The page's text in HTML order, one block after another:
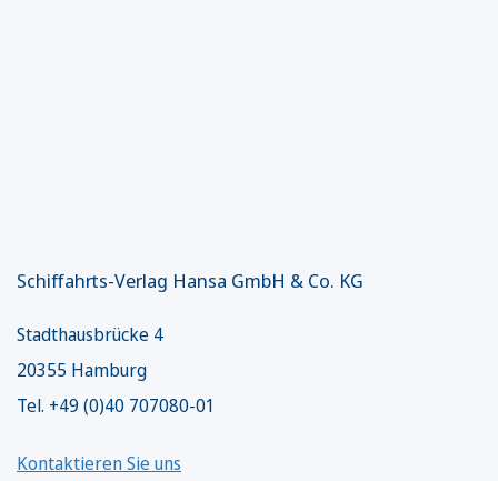
Schiffahrts-Verlag Hansa GmbH & Co. KG
Stadthausbrücke 4
20355 Hamburg
Tel. +49 (0)40 707080-01
Kontaktieren Sie uns